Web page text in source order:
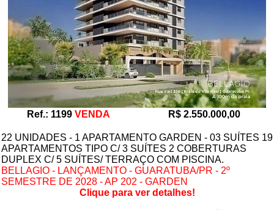
Ref.: 1199 VENDA R$ 2.550.000,00
22 UNIDADES - 1 APARTAMENTO GARDEN - 03 SUÍTES 19
APARTAMENTOS TIPO C/ 3 SUÍTES 2 COBERTURAS
DUPLEX C/ 5 SUÍTES/ TERRAÇO COM PISCINA.
BELLAGIO - LANÇAMENTO - GUARATUBA/PR - 2º
SEMESTRE DE 2028 - AP 202 - GARDEN
Clique para ver detalhes!